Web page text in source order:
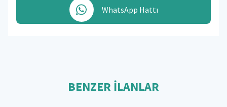
WhatsApp Hattı
BENZER İLANLAR